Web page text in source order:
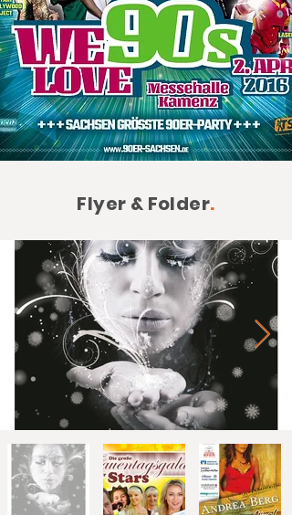
Flyer & Folder.